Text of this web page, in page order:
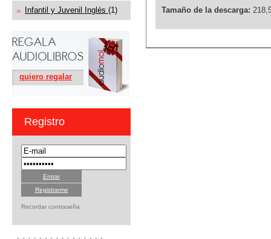
Infantil y Juvenil Inglés (1)
quiero regalar
Registro
Registrarme
Recordar contraseña
Tamaño de la descarga: